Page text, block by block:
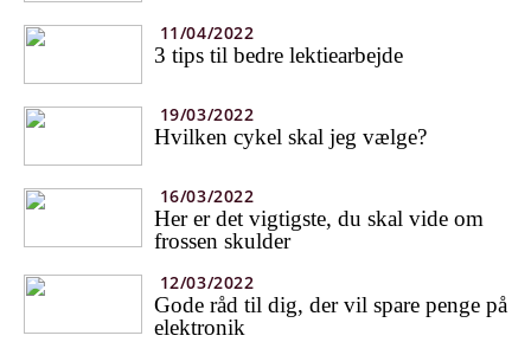
11/04/2022
3 tips til bedre lektiearbejde
19/03/2022
Hvilken cykel skal jeg vælge?
16/03/2022
Her er det vigtigste, du skal vide om
frossen skulder
12/03/2022
Gode råd til dig, der vil spare penge på
elektronik